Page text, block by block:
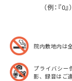
（例：『
院内敷地内は
プライバシー
影、録音はご